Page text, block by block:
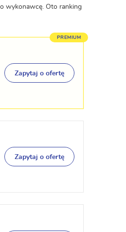
wykonawcę. Oto ranking
Zapytaj o ofertę
Zapytaj o ofertę